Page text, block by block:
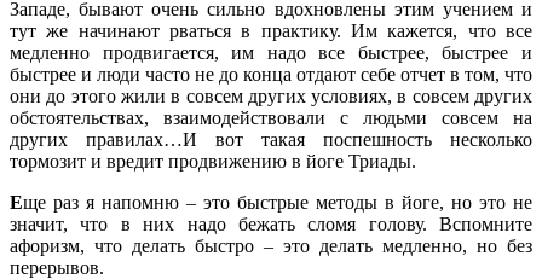
Западе, бывают очень сильно вдохновлены этим учением и
тут же начинают рваться в практику. Им кажется, что все
медленно продвигается, им надо все быстрее, быстрее и
быстрее и люди часто не до конца отдают себе отчет в том, что
они до этого жили в совсем других условиях, в совсем других
обстоятельствах, взаимодействовали с людьми совсем на
других правилах…И вот такая поспешность несколько
тормозит и вредит продвижению в йоге Триады.
Еще раз я напомню – это быстрые методы в йоге, но это не
значит, что в них надо бежать сломя голову. Вспомните
афоризм, что делать быстро – это делать медленно, но без
перерывов.